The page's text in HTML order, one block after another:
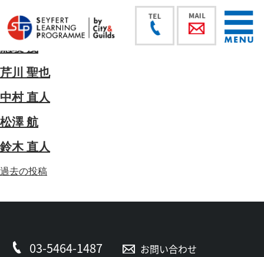
隠岐 茂
芹川 聖也
中村 直人
松澤 航
鈴木 直人
投
過去の投稿
03-5464-1487 お問い合わせ